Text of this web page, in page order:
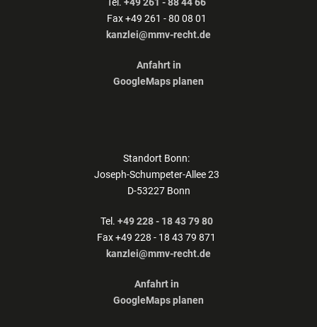
Fax +49 261 - 80 08 01
kanzlei@mmv-recht.de
Anfahrt in
GoogleMaps planen
Standort Bonn:
Joseph-Schumpeter-Allee 23
D-53227 Bonn
Tel. +49 228 - 18 43 79 80
Fax +49 228 - 18 43 79 871
kanzlei@mmv-recht.de
Anfahrt in
GoogleMaps planen